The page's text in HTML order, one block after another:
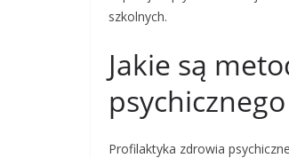
szkolnych.
Jakie są
Profilaktyka zdrowia